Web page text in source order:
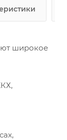
широкое